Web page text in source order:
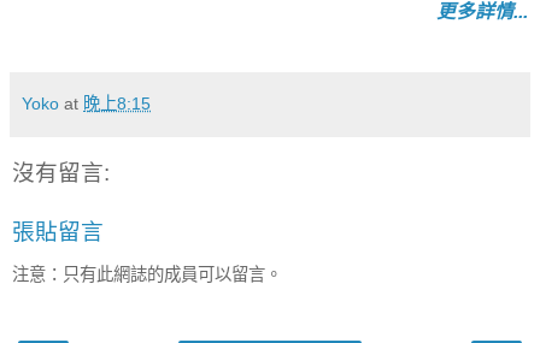
更多詳情...
Yoko at 晚上8:15
沒有留言:
張貼留言
注意：只有此網誌的成員可以留言。